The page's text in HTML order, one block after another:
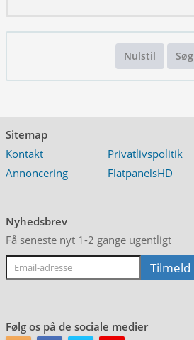
Nulstil Søg
Sitemap
Kontakt
Privatlivspolitik
Annoncering
FlatpanelsHD
Nyhedsbrev
Få seneste nyt 1-2 gange ugentligt
Følg os på de sociale medier